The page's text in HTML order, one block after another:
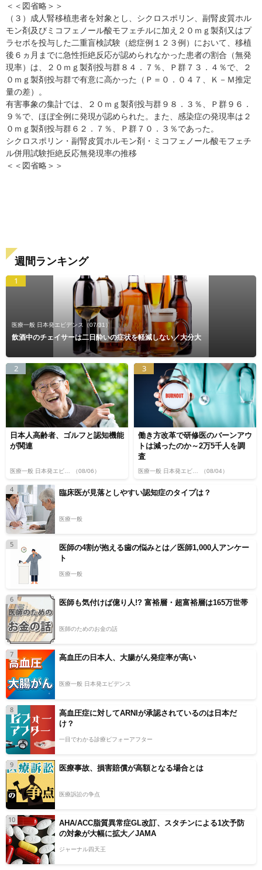
＜＜図省略＞＞
（３）成人腎移植患者を対象とし、シクロスポリン、副腎皮質ホル
モン剤及びミコフェノール酸モフェチルに加え２０ｍｇ製剤又はプ
ラセボを投与した二重盲検試験（総症例１２３例）において、移植
後６ヵ月までに急性拒絶反応が認められなかった患者の割合（無発
現率）は、２０ｍｇ製剤投与群８４．７％、Ｐ群７３．４％で、２
０ｍｇ製剤投与群で有意に高かった（Ｐ＝０．０４７、Ｋ－Ｍ推定
量の差）。
有害事象の集計では、２０ｍｇ製剤投与群９８．３％、Ｐ群９６．
９％で、ほぼ全例に発現が認められた。また、感染症の発現率は２
０ｍｇ製剤投与群６２．７％、Ｐ群７０．３％であった。
シクロスポリン・副腎皮質ホルモン剤・ミコフェノール酸モフェチ
ル併用試験拒絶反応無発現率の推移
＜＜図省略＞＞
週間ランキング
1
医療一般 日本発エビデンス （07/31）
飲酒中のチェイサーは二日酔いの症状を軽減しない／大分大
2
日本人高齢者、ゴルフと認知機能
が関連
（08/06）
3
働き方改革で研修医のバーンアウ
トは減ったのか～2万5千人を調
査
（08/04）
4 臨床医が見落としやすい認知症のタイプは？
医療一般
5
医師の4割が抱える歯の悩みとは／医師1,000人アンケー
ト
医療一般
6 医師も気付けば億り人!? 富裕層・超富裕層は165万世帯
医師のためのお金の話
7 高血圧の日本人、大腸がん発症率が高い
医療一般 日本発エビデンス
8
高血圧症に対してARNIが承認されているのは日本だ
け？
一目でわかる診療ビフォーアフター
9 医療事故、損害賠償が高額となる場合とは
医療訴訟の争点
10
AHA/ACC脂質異常症GL改訂、スタチンによる1次予防
の対象が大幅に拡大／JAMA
ジャーナル四天王